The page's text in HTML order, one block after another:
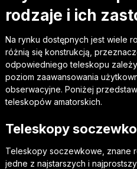
rodzaje i ich
Na rynku dostępnych jest wiele
różnią się konstrukcją,
odpowiedniego teleskopu
poziom zaawansowania
obserwacyjne. Poniżej
teleskopów amatorskich.
Teleskopy
Teleskopy soczewkowe, znane
jedne z najstarszych i